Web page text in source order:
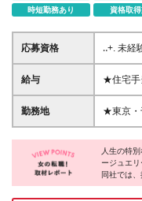
時短勤務あり
資格取
応募資格
‥+. 未経
ーも歓迎 .+‥ ◆学歴不問 ◆未経験
‥+. こんな
迎！）
きる方
フイベン
き」「
入社後
給与
★住宅手
社割制
阪】 月
1万円ま
記金額
給与規
勤務地
★東京・
を考慮
★住宅手
奈川県 ▼募集中の勤務地コチラ▼ □東京エリア 銀座
店 銀座
勢丹店
クランブルスクエア
人生の特
ージュエ
同社では
しさを活
場で活躍